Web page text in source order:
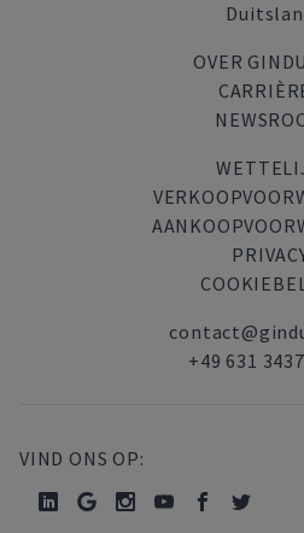
OVER
+49 631
VIND ONS OP: